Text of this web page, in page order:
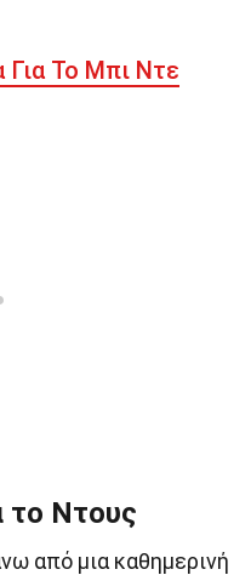
Για Το Μπι Ντε
το Ντους
από μια καθημερινή